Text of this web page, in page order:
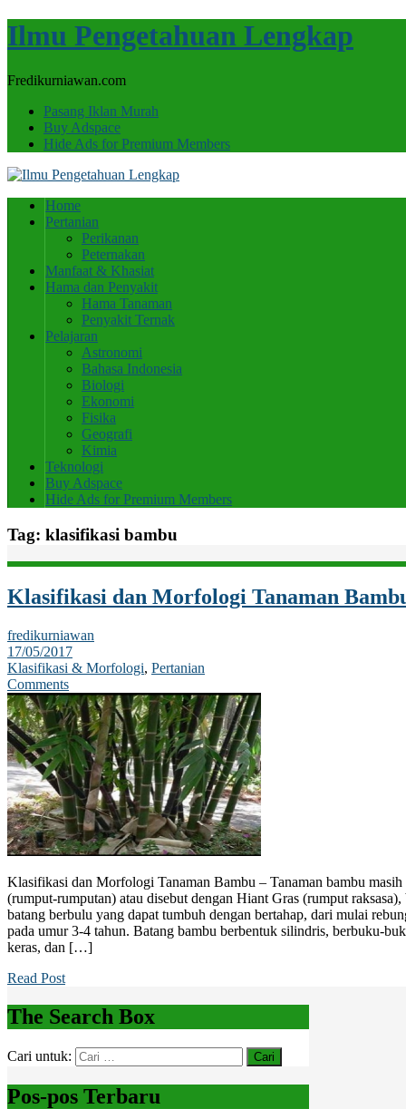
Ilmu Pengetahuan Lengkap
Fredikurniawan.com
Pasang Iklan Murah
Buy Adspace
Hide Ads for Premium Members
Home
Pertanian
Perikanan
Peternakan
Manfaat & Khasiat
Hama dan Penyakit
Hama Tanaman
Penyakit Ternak
Pelajaran
Astronomi
Bahasa Indonesia
Biologi
Ekonomi
Fisika
Geografi
Kimia
Teknologi
Buy Adspace
Hide Ads for Premium Members
Tag: klasifikasi bambu
Klasifikasi dan Morfologi Tanaman
fredikurniawan
17/05/2017
Klasifikasi & Morfologi, Pertanian
Comments
Klasifikasi dan Morfologi Tanaman Bambu – Tanaman bambu
(rumput-rumputan) atau disebut dengan Hiant Gras (rumput
batang berbulu yang dapat tumbuh dengan bertahap, dari mulai
pada umur 3-4 tahun. Batang bambu berbentuk silindris, berbuku-
keras, dan […]
Read Post
The Search Box
Cari untuk:
Pos-pos Terbaru